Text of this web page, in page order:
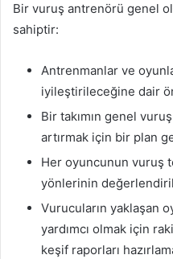
Bir vuruş antrenörü genel
sahiptir:
Antrenmanlar ve
iyileştirileceğine dair
Bir takımın genel
artırmak için bir plan
Her oyuncunun vuruş
yönlerinin
Vurucuların yaklaşan
yardımcı olmak için
keşif raporları